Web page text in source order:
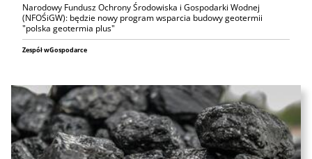
Narodowy Fundusz Ochrony Środowiska i Gospodarki Wodnej
(NFOŚiGW): będzie nowy program wsparcia budowy geotermii
"polska geotermia plus"
Zespół wGospodarce